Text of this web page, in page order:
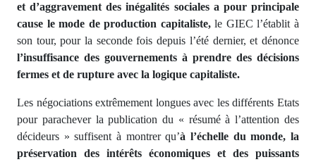
et d’aggravement des inégalités sociales a pour principale
cause le mode de production capitaliste, le GIEC l’établit à
son tour, pour la seconde fois depuis l’été dernier, et dénonce
l’insuffisance des gouvernements à prendre des décisions
fermes et de rupture avec la logique capitaliste.
Les négociations extrêmement longues avec les différents Etats
pour parachever la publication du « résumé à l’attention des
décideurs » suffisent à montrer qu’à l’échelle du monde, la
préservation des intérêts économiques et des puissants